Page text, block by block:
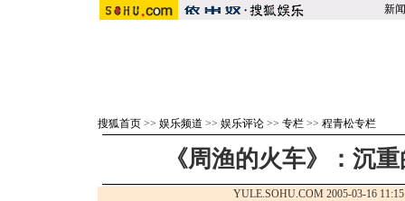
新闻
搜狐首页 >> 娱乐频道 >> 娱乐评论 >> 专栏 >> 程青松专栏
《周渔的火车》：沉
YULE.SOHU.COM 2005-03-16